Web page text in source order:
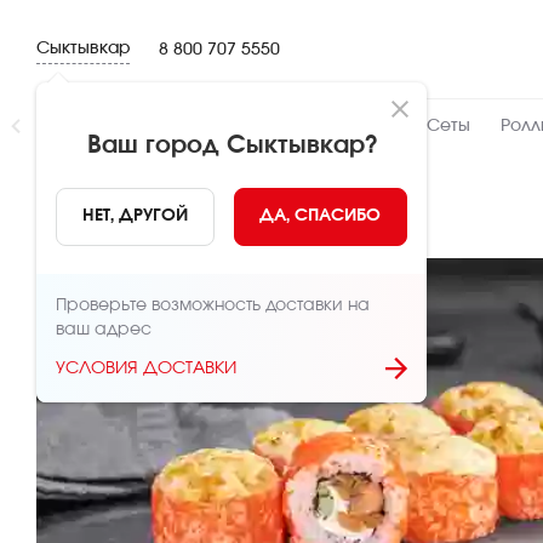
Сыктывкар
Ваш город Сыктывкар?
НЕТ, ДРУГОЙ ДА, СПАСИБО
Проверьте возможность доставки на
ваш адрес
УСЛОВИЯ ДОСТАВКИ
8 800 707 5550
Сеты
НАЗАД